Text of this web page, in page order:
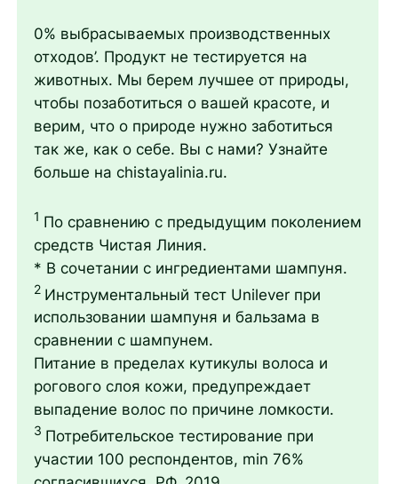
0% выбрасываемых производственных
отходов’. Продукт не тестируется на
животных. Мы берем лучшее от природы,
чтобы позаботиться о вашей красоте, и
верим, что о природе нужно заботиться
так же, как о себе. Вы с нами? Узнайте
больше на chistayalinia.ru.
1 По сравнению с предыдущим поколением
средств Чистая Линия.
* В сочетании с ингредиентами шампуня.
2 Инструментальный тест Unilever при
использовании шампуня и бальзама в
сравнении с шампунем.
Питание в пределах кутикулы волоса и
рогового слоя кожи, предупреждает
выпадение волос по причине ломкости.
3 Потребительское тестирование при
участии 100 респондентов, min 76%